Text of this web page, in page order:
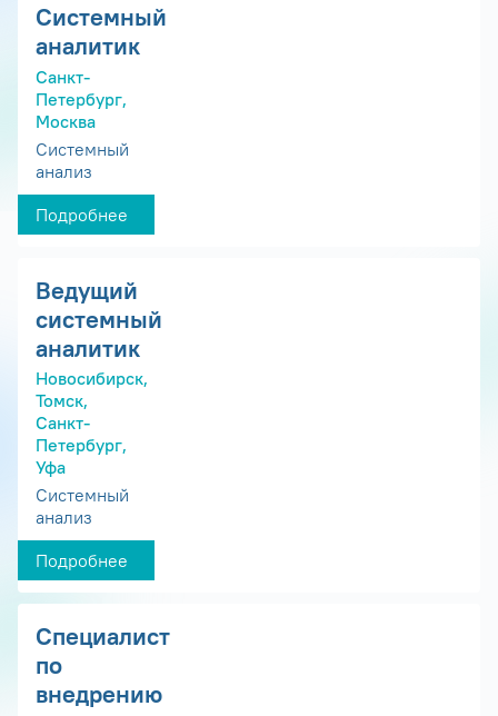
Системный
аналитик
Санкт-
Петербург,
Москва
Системный
анализ
Подробнее
Ведущий
системный
аналитик
Новосибирск,
Томск,
Санкт-
Петербург,
Уфа
Системный
анализ
Подробнее
Специалист
по
внедрению